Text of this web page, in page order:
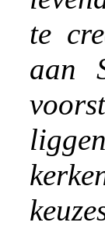
te
aan